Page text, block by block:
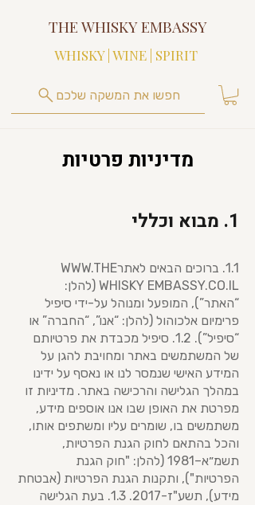
THE WHISKY EMBASSY
חפשו את המשקה שלכם
מדיניות פרטיות
1. מבוא וכללי
1.1. ברוכים הבאים לאתר
WWW.THE
WHISKY EMBASSY.CO.IL (להלן:
“האתר”), המופעל ומנוהל על-ידי סיפיל
פרימיום אלכוהול (להלן: “אנו”, “החברה” או
“סיפיל”). 1.2. סיפיל מכבדת את פרטיותם
של המשתמשים באתר ומחויבת להגן על
המידע האישי שנמסר לנו או נאסף על ידינו
במהלך הגלישה והרכישה באתר. מדיניות זו
מפרטת את האופן שבו אנו אוספים מידע,
משתמשים בו, שומרים עליו ומשתפים אותו,
והכל בהתאם לחוק הגנת הפרטיות,
תשמ״א–1981 (להלן: "חוק הגנת
הפרטיות"), ותקנות הגנת הפרטיות (אבטחת
מידע), תשע"ז-2017. 1.3. בעת הגלישה